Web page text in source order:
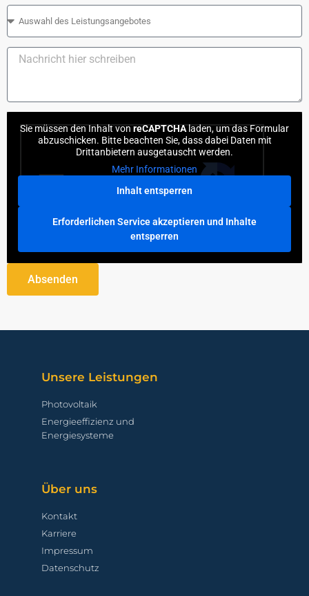
Sie müssen den Inhalt vonreCAPTCHAladen, um das Formular
abzuschicken. Bitte beachten Sie, dass dabei Daten mit
Drittanbietern ausgetauscht werden.
Mehr Informationen
Inhalt entsperren
Erforderlichen Service akzeptieren und Inhalte
entsperren
Absenden
Unsere Leistungen
Photovoltaik
Energieeffizienz und
Energiesysteme
Über uns
Kontakt
Karriere
Impressum
Datenschutz